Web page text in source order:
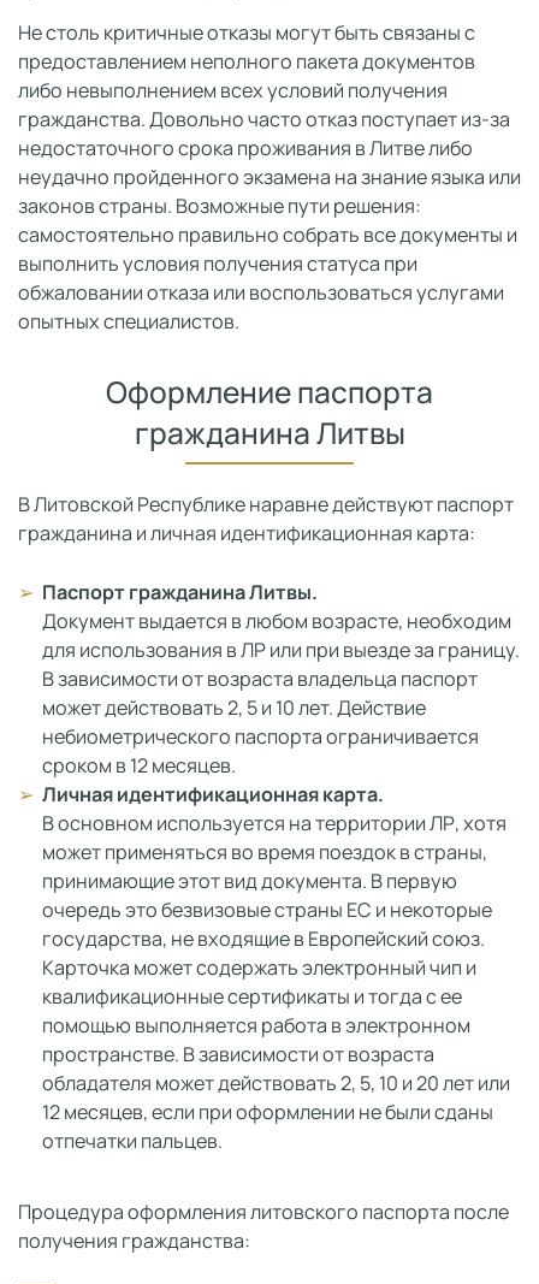
Не столь критичные отказы могут быть связаны с
предоставлением неполного пакета документов
либо невыполнением всех условий получения
гражданства. Довольно часто отказ поступает из-за
недостаточного срока проживания в Литве либо
неудачно пройденного экзамена на знание языка или
законов страны. Возможные пути решения:
самостоятельно правильно собрать все документы и
выполнить условия получения статуса при
обжаловании отказа или воспользоваться услугами
опытных специалистов.
Оформление паспорта
гражданина Литвы
В Литовской Республике наравне действуют паспорт
гражданина и личная идентификационная карта:
Паспорт гражданина Литвы.
Документ выдается в любом возрасте, необходим
для использования в ЛР или при выезде за границу.
В зависимости от возраста владельца паспорт
может действовать 2, 5 и 10 лет. Действие
небиометрического паспорта ограничивается
сроком в 12 месяцев.
Личная идентификационная карта.
В основном используется на территории ЛР, хотя
может применяться во время поездок в страны,
принимающие этот вид документа. В первую
очередь это безвизовые страны ЕС и некоторые
государства, не входящие в Европейский союз.
Карточка может содержать электронный чип и
квалификационные сертификаты и тогда с ее
помощью выполняется работа в электронном
пространстве. В зависимости от возраста
обладателя может действовать 2, 5, 10 и 20 лет или
12 месяцев, если при оформлении не были сданы
отпечатки пальцев.
Процедура оформления литовского паспорта после
получения гражданства: